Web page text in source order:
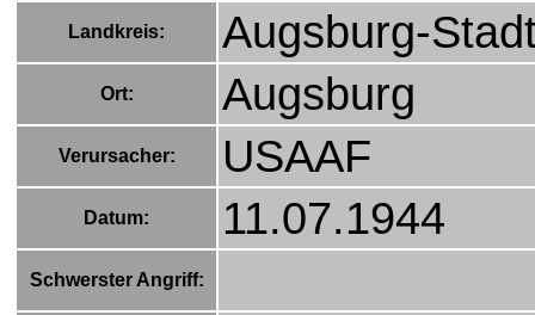
Landkreis: Augsburg-
Ort: Augsburg
Verursacher: USAAF
Datum: 11.07.1944
Schwerster Angriff: